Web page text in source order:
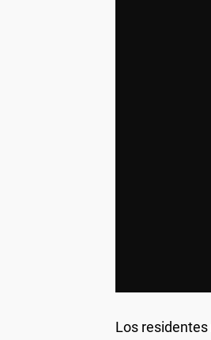
Los residentes